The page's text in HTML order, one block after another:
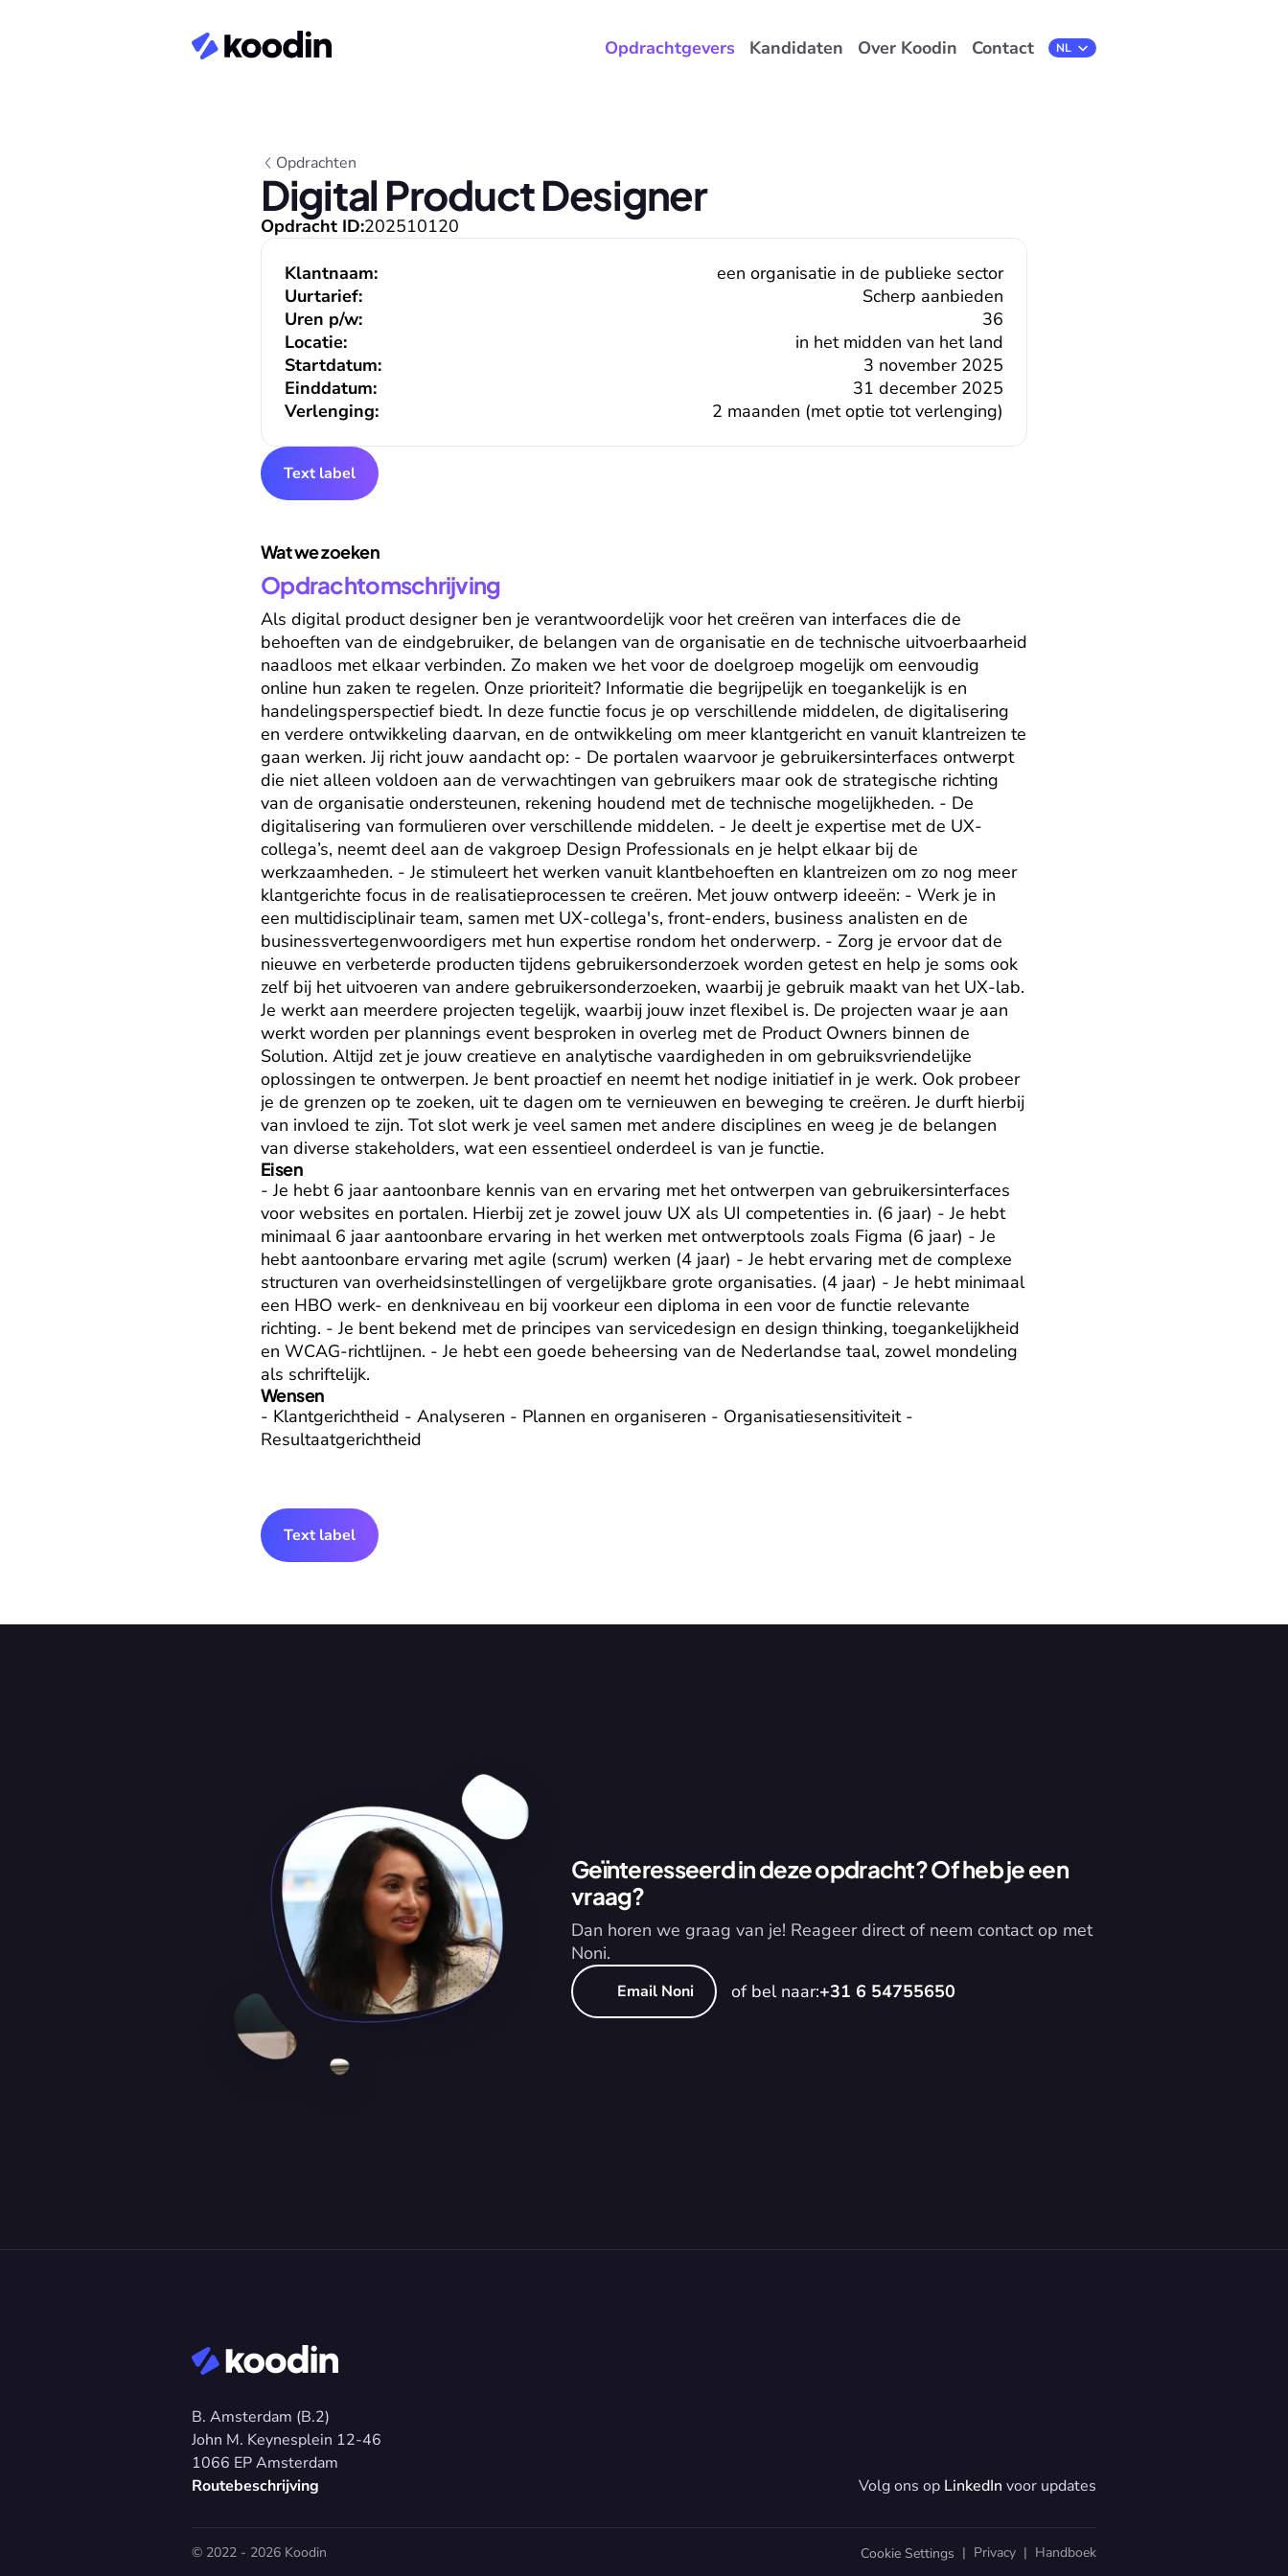
Opdrachtgevers Kandidaten Over Koodin Contact Select Language
NL
Opdrachten
Digital Product Designer
Opdracht ID:202510120
Startdatum:
3 november 2025
Einddatum:
31 december 2025
Verlenging:
2 maanden (met optie tot verlenging)
Klantnaam:
een organisatie in de publieke sector
Uurtarief:
Scherp aanbieden
Uren p/w:
36
Locatie:
in het midden van het land
Text label
Wat we zoeken
Opdrachtomschrijving
Als digital product designer ben je verantwoordelijk voor het creëren van interfaces die de
behoeften van de eindgebruiker, de belangen van de organisatie en de technische uitvoerbaarheid
naadloos met elkaar verbinden. Zo maken we het voor de doelgroep mogelijk om eenvoudig
online hun zaken te regelen. Onze prioriteit? Informatie die begrijpelijk en toegankelijk is en
handelingsperspectief biedt. In deze functie focus je op verschillende middelen, de digitalisering
en verdere ontwikkeling daarvan, en de ontwikkeling om meer klantgericht en vanuit klantreizen te
gaan werken. Jij richt jouw aandacht op: - De portalen waarvoor je gebruikersinterfaces ontwerpt
die niet alleen voldoen aan de verwachtingen van gebruikers maar ook de strategische richting
van de organisatie ondersteunen, rekening houdend met de technische mogelijkheden. - De
digitalisering van formulieren over verschillende middelen. - Je deelt je expertise met de UX-
collega’s, neemt deel aan de vakgroep Design Professionals en je helpt elkaar bij de
werkzaamheden. - Je stimuleert het werken vanuit klantbehoeften en klantreizen om zo nog meer
klantgerichte focus in de realisatieprocessen te creëren. Met jouw ontwerp ideeën: - Werk je in
een multidisciplinair team, samen met UX-collega's, front-enders, business analisten en de
businessvertegenwoordigers met hun expertise rondom het onderwerp. - Zorg je ervoor dat de
nieuwe en verbeterde producten tijdens gebruikersonderzoek worden getest en help je soms ook
zelf bij het uitvoeren van andere gebruikersonderzoeken, waarbij je gebruik maakt van het UX-lab.
Je werkt aan meerdere projecten tegelijk, waarbij jouw inzet flexibel is. De projecten waar je aan
werkt worden per plannings event besproken in overleg met de Product Owners binnen de
Solution. Altijd zet je jouw creatieve en analytische vaardigheden in om gebruiksvriendelijke
oplossingen te ontwerpen. Je bent proactief en neemt het nodige initiatief in je werk. Ook probeer
je de grenzen op te zoeken, uit te dagen om te vernieuwen en beweging te creëren. Je durft hierbij
van invloed te zijn. Tot slot werk je veel samen met andere disciplines en weeg je de belangen
van diverse stakeholders, wat een essentieel onderdeel is van je functie.
Eisen
- Je hebt 6 jaar aantoonbare kennis van en ervaring met het ontwerpen van gebruikersinterfaces
voor websites en portalen. Hierbij zet je zowel jouw UX als UI competenties in. (6 jaar) - Je hebt
minimaal 6 jaar aantoonbare ervaring in het werken met ontwerptools zoals Figma (6 jaar) - Je
hebt aantoonbare ervaring met agile (scrum) werken (4 jaar) - Je hebt ervaring met de complexe
structuren van overheidsinstellingen of vergelijkbare grote organisaties. (4 jaar) - Je hebt minimaal
een HBO werk- en denkniveau en bij voorkeur een diploma in een voor de functie relevante
richting. - Je bent bekend met de principes van servicedesign en design thinking, toegankelijkheid
en WCAG-richtlijnen. - Je hebt een goede beheersing van de Nederlandse taal, zowel mondeling
als schriftelijk.
Wensen
- Klantgerichtheid - Analyseren - Plannen en organiseren - Organisatiesensitiviteit -
Resultaatgerichtheid
Text label
Geïnteresseerd in deze opdracht? Of heb je een
vraag?
Dan horen we graag van je! Reageer direct of neem contact op met
Noni.
Email Noni of bel naar:+31 6 54755650
B. Amsterdam (B.2)
John M. Keynesplein 12-46
1066 EP Amsterdam
Routebeschrijving
Volg ons op LinkedIn voor updates
© 2022 - 2026 Koodin Cookie Settings
  |
Privacy
  |
Handboek